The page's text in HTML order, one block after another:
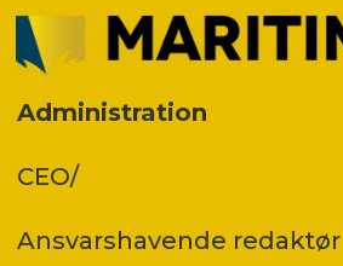
Administration
CEO/
Ansvars­havende redaktør